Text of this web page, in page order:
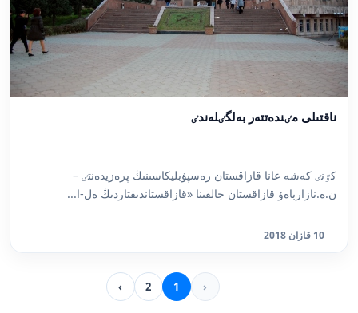
ناقتىلى مٸندەتتەر بەلگٸلەندٸ
كٷنٸ كەشە عانا قازاقستان رەسپۋبليكاسىنىڭ پرەزيدەنتٸ –
ن.ە.نازارباەۆ قازاقستان حالقىنا «قازاقستاندىقتاردىڭ ەل-ا...
10 قازان 2018
‹
1
2
›